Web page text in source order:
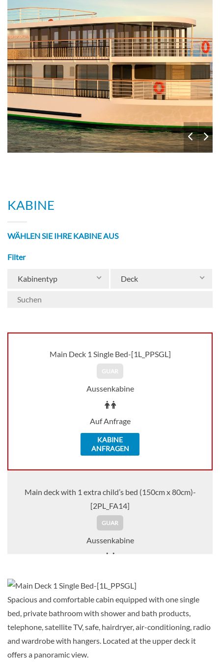
KABINE
WÄHLEN SIE IHRE KABINE AUS
Filter
Kabinentyp Deck
Main Deck 1 Single Bed-[1L_PPSGL]
GUAR
Aussenkabine
Auf Anfrage
KABINE
ANFRAGEN
Main deck with 1 extra child’s bed (150cm x 80cm)-
[2PL_FA14]
GUAR
Aussenkabine
AUSWÄHLEN
KABINE
ANFRAGEN
Twin Room with 1 Spare Bed-[2PL_FAM]
Spacious and comfortable cabin equipped with one single
bed, private bathroom with shower and bath products,
telephone, satellite TV, safe, hairdryer, air-conditioning, radio
and wardrobe with hangers. Located at the upper deck it
offers a panoramic view.